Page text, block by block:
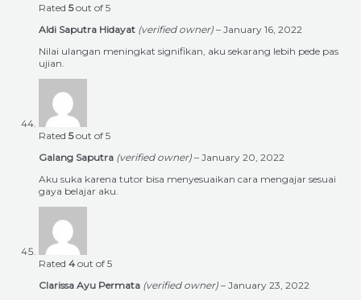
Rated 5out of 5
Aldi Saputra Hidayat (verified owner) – January 16, 2022
Nilai ulangan meningkat signifikan, aku sekarang lebih pede pas
ujian.
Rated 5out of 5
Galang Saputra (verified owner) – January 20, 2022
Aku suka karena tutor bisa menyesuaikan cara mengajar sesuai
gaya belajar aku.
Rated 4 out of 5
Clarissa Ayu Permata (verified owner) – January 23, 2022